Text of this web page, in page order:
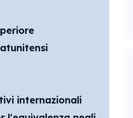
internazionali